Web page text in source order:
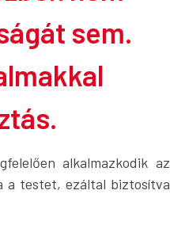
sem.
alkalmazkodik az
a testet, ezáltal biztosítva